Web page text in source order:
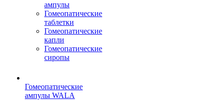
ампулы
Гомеопатические
таблетки
Гомеопатические
капли
Гомеопатические
сиропы
Гомеопатические
ампулы WALA